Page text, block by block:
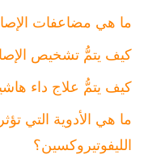
ما هي مضاعفات
كيف يتمُّ تشخيص
كيف يتمُّ علاج داء
ما هي الأدوية التي
الليفوتيروكسين؟